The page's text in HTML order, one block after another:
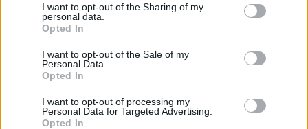
not limited to your visit or usage behaviour. You may click to
grant or deny consent to Google and its third-party tags to
use your data for below specified purposes in below Google
consent section.
I want to opt-out of the Sharing of my
personal data.
Opted In
I want to opt-out of the Sale of my
Personal Data.
Opted In
I want to opt-out of processing my
Personal Data for Targeted Advertising.
Opted In
ellenére ezen a vonaton bizony nincsen fék.
Ha emlékeztek a John Wick 4 végén úgy tűnt, hogy
Keanu Reeves legendás bérgyilkosa végleg búcsút vesz
tőlünk, de a sorozat jövője szempontjából ez nem tűnik